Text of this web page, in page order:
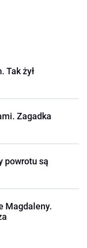
Tak żył
Zagadka
powrotu są
Magdaleny.